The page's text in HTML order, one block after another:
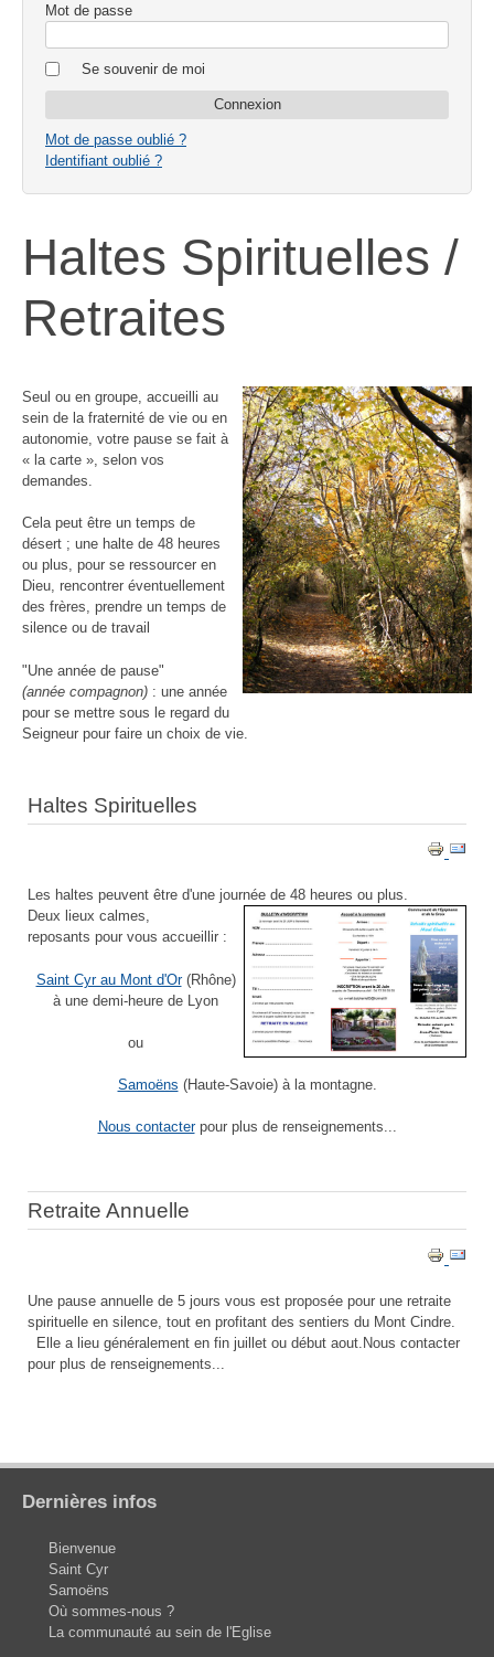
Mot de passe
Se souvenir de moi
Mot de passe oublié ?
Identifiant oublié ?
Haltes Spirituelles /
Retraites
Seul ou en groupe, accueilli au
sein de la fraternité de vie ou en
autonomie, votre pause se fait à
« la carte », selon vos
demandes.
Cela peut être un temps de
désert ; une halte de 48 heures
ou plus, pour se ressourcer en
Dieu, rencontrer éventuellement
des frères, prendre un temps de
silence ou de travail
"Une année de pause"
(année compagnon) : une année
pour se mettre sous le regard du
Seigneur pour faire un choix de vie.
Haltes Spirituelles
Les haltes peuvent être d'une journée de 48 heures ou plus.
Deux lieux calmes,
reposants pour vous accueillir :
Saint Cyr au Mont d'Or(Rhône)
à une demi-heure de Lyon
ou
Samoëns (Haute-Savoie) à la montagne.
Nous contacterpour plus de renseignements...
Retraite Annuelle
Une pause annuelle de 5 jours vous est proposée pour une retraite
spirituelle en silence, tout en profitant des sentiers du Mont Cindre.
Elle a lieu généralement en fin juillet ou début aout.Nous contacter
pour plus de renseignements...
Dernières infos
Bienvenue
Saint Cyr
Samoëns
Où sommes-nous ?
La communauté au sein de l'Eglise